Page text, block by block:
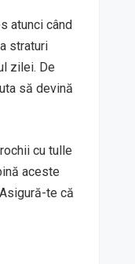
atunci când
straturi
zilei. De
să devină
cu tulle
aceste
te că